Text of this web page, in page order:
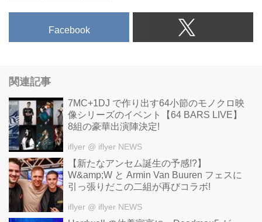
Facebook
関連記事
7MC+1DJ で作り出す64小節のモノクロ映
像シリーズのイベント【64 BARS LIVE】
8組の豪華出演陣決定!
iflyer @ iflyer NEWS
【新たなアンセム誕生の予感!?】
W&amp;W と Armin Van Buuren フェスに
引っ張りだこの二組が再びコラボ!
iflyer @ iflyer NEWS